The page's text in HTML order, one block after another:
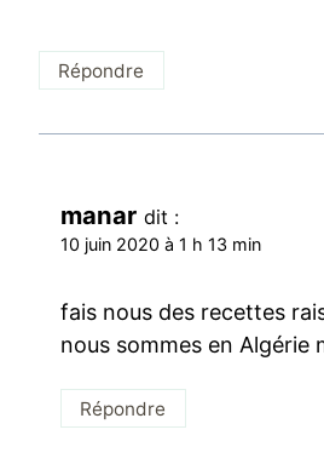
Répondre
manar dit :
10 juin 2020 à 1 h 13 min
fais nous des recettes
nous sommes en Algérie
Répondre